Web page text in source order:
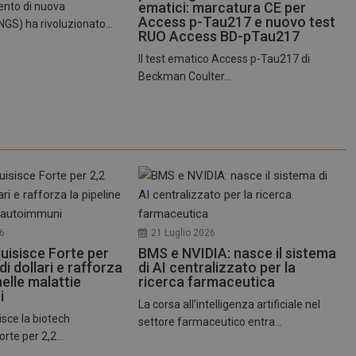
di nuova
ha rivoluzionato...
ematici: marcatura CE per
Access p-Tau217 e nuovo test
RUO Access BD-pTau217
Il test ematico Access p-Tau217 di
Beckman Coulter...
Forte per
dollari e rafforza
malattie
la biotech
per 2,2...
21 Luglio 2026
BMS e NVIDIA: nasce il sistema
di AI centralizzato per la
ricerca farmaceutica
La corsa all’intelligenza artificiale nel
settore farmaceutico entra...
www.dailyhealthindustry.it
4
settimane
2 giorni
Questo cookie è impostato
il sistema di tracking anonimo.
settimane
Questo cookie viene utilizzato dal
Script.com per ricordare le preferenze
cookie dei visitatori. È necessario
di Cookie-Script.com funzioni
settimane
gestione dell'autenticazione e
personalizzazione
www.dailyhealthindustry.it
4
settimane
2 giorni
.youtube.com
5 mesi 4
settimane
Questo cookie è impostato
tenere traccia delle
video di Youtube incorporati
determinare se il visitatore
utilizzando la nuova o la
dell'interfaccia di Youtube.
YouTube